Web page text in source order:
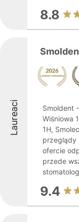
8.8
Laureaci
Smoldent
Wiśniowa
1H,
przeglądy
ofercie
przede
9.4